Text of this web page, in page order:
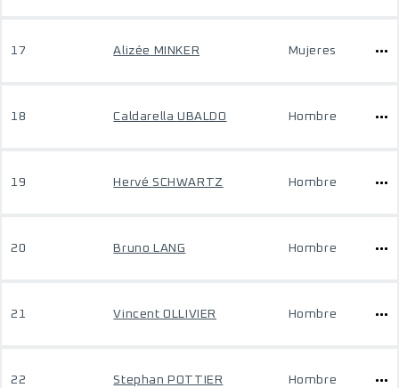
17 Alizée MINKER Mujeres
18 Caldarella UBALDO Hombre
19 Hervé SCHWARTZ Hombre
20 Bruno LANG Hombre
21 Vincent OLLIVIER Hombre
22 Stephan POTTIER Hombre